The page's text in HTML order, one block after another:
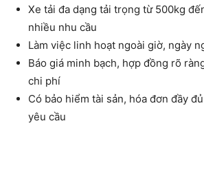
Xe tải đa dạng tải trọng từ 500kg
nhiều nhu cầu
Làm việc linh hoạt ngoài giờ, ngày
Báo giá minh bạch, hợp đồng rõ
chi phí
Có bảo hiểm tài sản, hóa đơn đầy
yêu cầu